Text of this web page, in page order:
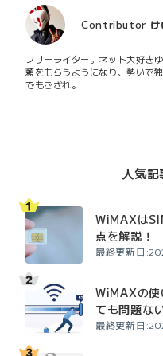
Contributor
フリーライター。ネット大好き
頼をもらうようになり、勢いで
でもござれ。
人気
WiMAXは
点を解説！
最終更新日
WiMAXの使
ても問題な
最終更新日